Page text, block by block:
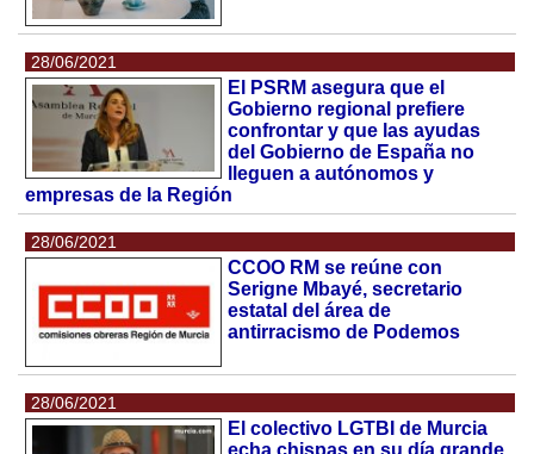
28/06/2021
El PSRM asegura que el
Gobierno regional prefiere
confrontar y que las ayudas
del Gobierno de España no
lleguen a autónomos y
empresas de la Región
28/06/2021
CCOO RM se reúne con
Serigne Mbayé, secretario
estatal del área de
antirracismo de Podemos
28/06/2021
El colectivo LGTBI de Murcia